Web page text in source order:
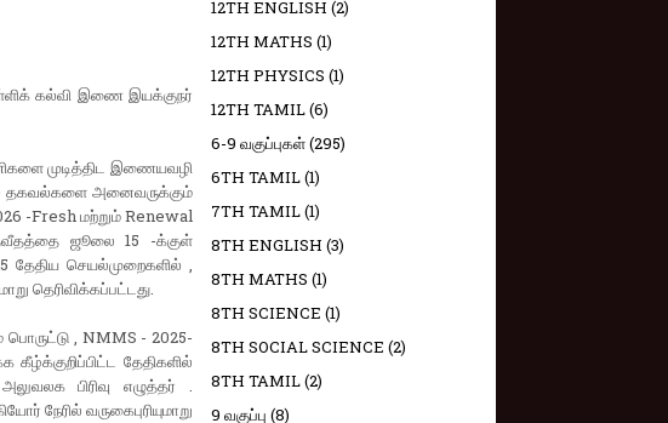
கல்வி இணை இயக்குநர்
முடித்திட இணையவழி
தகவல்களை அனைவருக்கும்
-Fresh மற்றும் Renewal
ஜூலை 15 -க்குள்
தேதிய செயல்முறைகளில் ,
தெரிவிக்கப்பட்டது.
, NMMS - 2025-
தேதிகளில்
பிரிவு எழுத்தர் .
நேரில் வருகைபுரியுமாறு
12TH ENGLISH (2)
12TH MATHS (1)
12TH PHYSICS (1)
12TH TAMIL(6)
6-9 வகுப்புகள்(295)
6TH TAMIL(1)
7TH TAMIL(1)
8TH ENGLISH (3)
8TH MATHS (1)
8TH SCIENCE (1)
8TH SOCIAL SCIENCE (2)
8TH TAMIL(2)
9 வகுப்பு (8)